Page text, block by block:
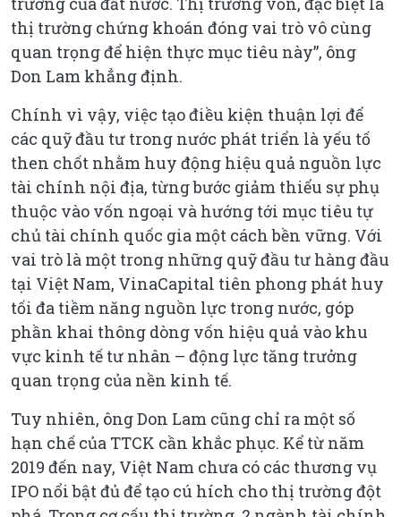
thị trường chứng khoán đóng vai trò vô cùng
quan trọng để hiện thực mục tiêu này”, ông
Don Lam khẳng định.
Chính vì vậy, việc tạo điều kiện thuận lợi để
các quỹ đầu tư trong nước phát triển là yếu tố
then chốt nhằm huy động hiệu quả nguồn lực
tài chính nội địa, từng bước giảm thiểu sự phụ
thuộc vào vốn ngoại và hướng tới mục tiêu tự
chủ tài chính quốc gia một cách bền vững. Với
vai trò là một trong những quỹ đầu tư hàng đầu
tại Việt Nam, VinaCapital tiên phong phát huy
tối đa tiềm năng nguồn lực trong nước, góp
phần khai thông dòng vốn hiệu quả vào khu
vực kinh tế tư nhân – động lực tăng trưởng
quan trọng của nền kinh tế.
Tuy nhiên, ông Don Lam cũng chỉ ra một số
hạn chế của TTCK cần khắc phục. Kể từ năm
2019 đến nay, Việt Nam chưa có các thương vụ
IPO nổi bật đủ để tạo cú hích cho thị trường đột